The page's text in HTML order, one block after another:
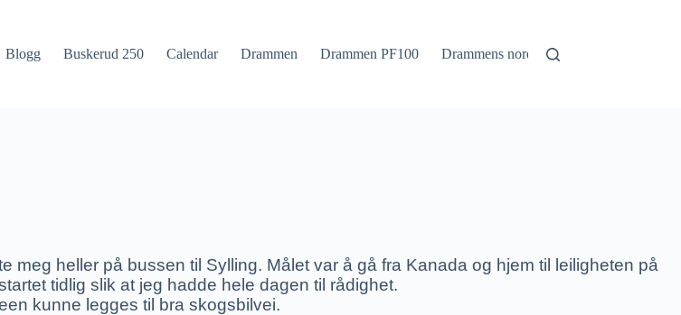
Blogg Buskerud 250 Calendar Drammen Drammen PF100 Drammens nordmark
meg heller på bussen til Sylling. Målet var å gå fra Kanada og hjem til leiligheten på
tidlig slik at jeg hadde hele dagen til rådighet.
kunne legges til bra skogsbilvei.